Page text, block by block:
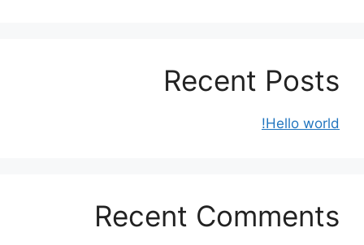
Recent Posts
Hello world!
Recent Comments